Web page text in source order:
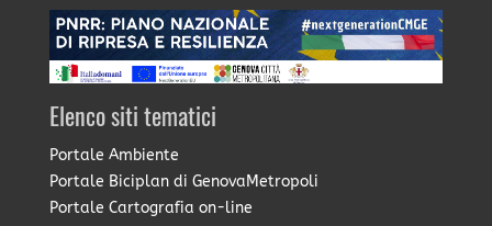
Elenco siti tematici
Portale Ambiente
Portale Biciplan di GenovaMetropoli
Portale Cartografia on-line